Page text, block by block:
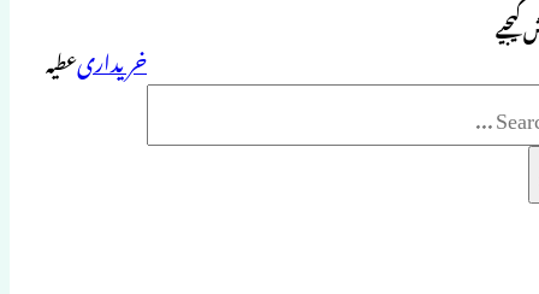
کیجیے
خریداریعطیہ